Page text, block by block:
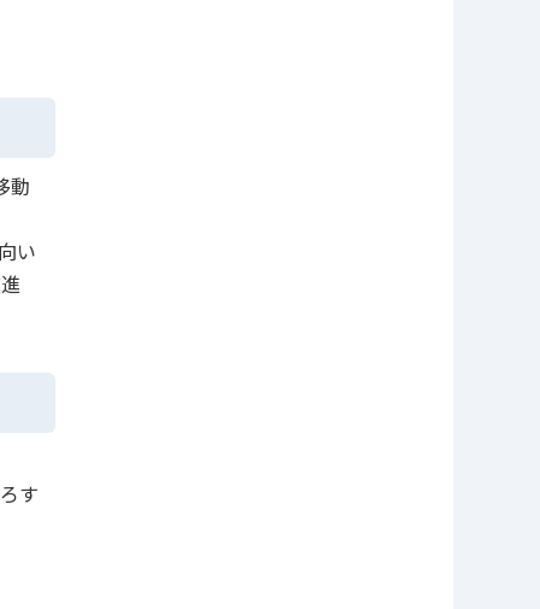
動
い
す